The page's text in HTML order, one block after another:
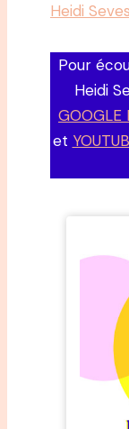
Heidi
Pour
Heidi
GOOGLE
et